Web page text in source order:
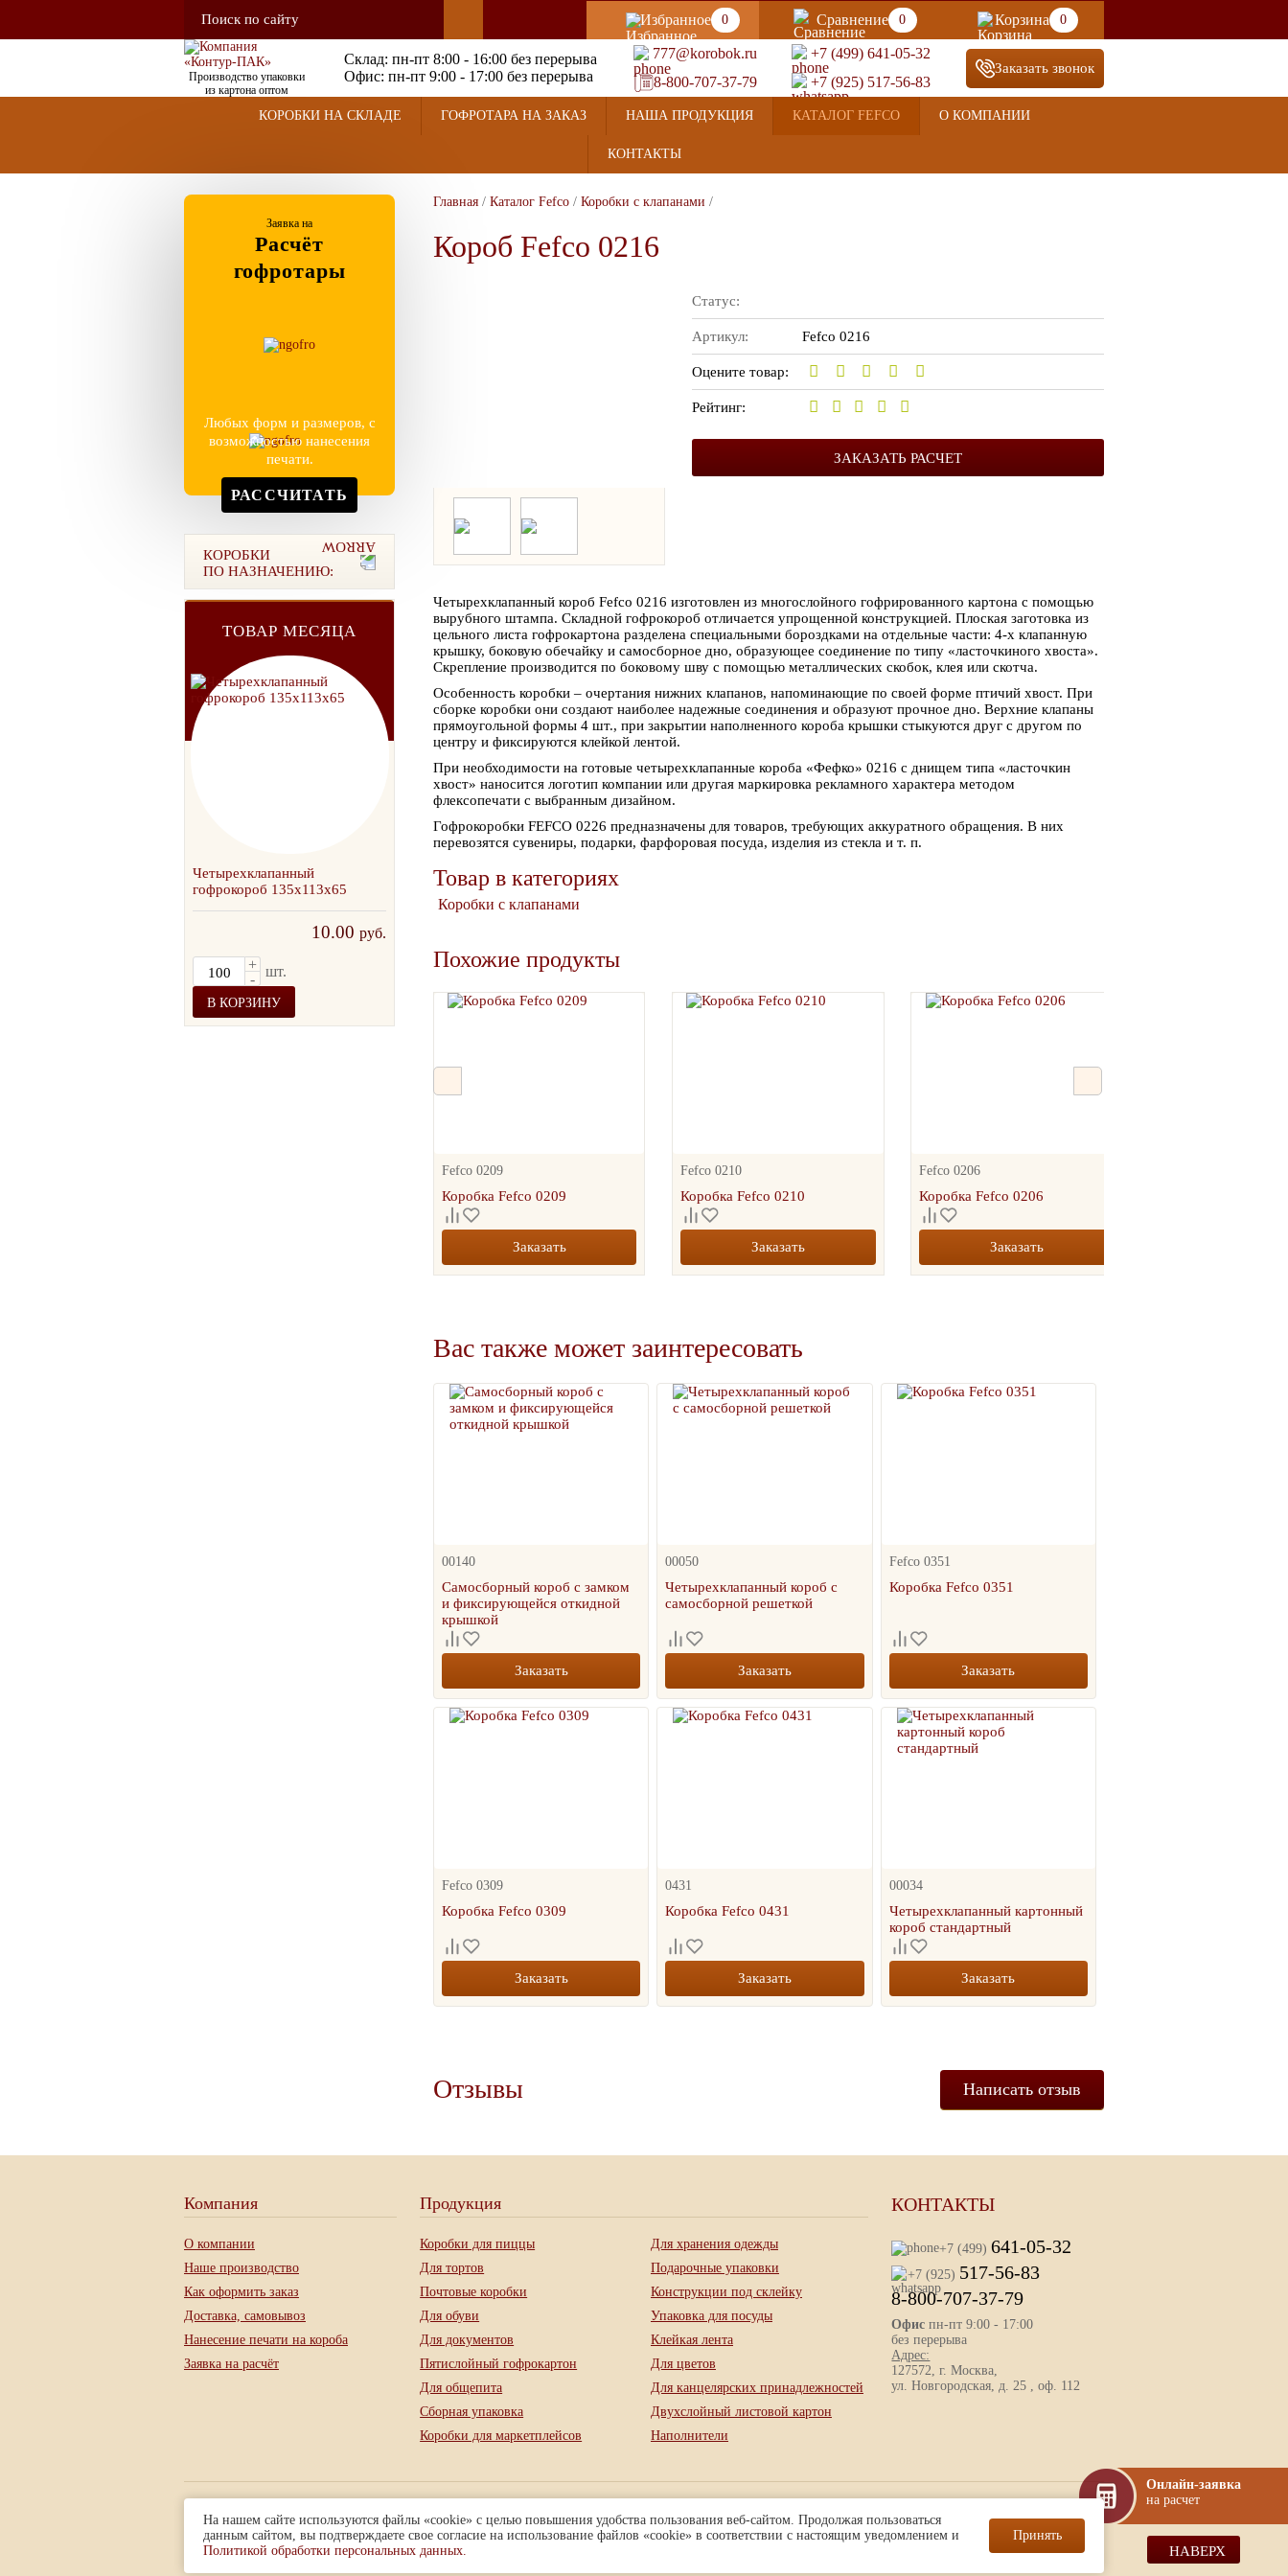
Избранное 0 Сравнение 0 Корзина 0
Производство упаковки
из картона оптом
Склад: пн-пт 8:00 - 16:00 без перерыва
Офис: пн-пт 9:00 - 17:00 без перерыва
777@korobok.ru
+7 (499) 641-05-32
8-800-707-37-79
+7 (925) 517-56-83
Заказать звонок
КОРОБКИ НА СКЛАДЕ ГОФРОТАРА НА ЗАКАЗ НАША ПРОДУКЦИЯ КАТАЛОГ FEFCO О КОМПАНИИ
КОНТАКТЫ
Заявка на
Расчёт
гофротары
Любых форм и размеров, с
возможностью нанесения
печати.
РАССЧИТАТЬ
КОРОБКИ
ПО НАЗНАЧЕНИЮ:
ТОВАР МЕСЯЦА
Четырехклапанный
гофрокороб 135х113х65
10.00 руб.
+
-
шт.
В КОРЗИНУ
ТОВАР МЕСЯЦА
Трехслойный гофрокороб
400х300х400
+ шт.
В КОРЗИНУ
ТОВАР МЕСЯЦА
Четырехклапанный
гофрокороб 400*400*300 с
-
ТОВАР МЕСЯЦА
Главная / Каталог Fefco / Коробки с клапанами /
Короб Fefco 0216
Статус:
Артикул: Fefco 0216
Оцените товар:
Рейтинг:
ЗАКАЗАТЬ РАСЧЕТ
Четырехклапанный короб Fefco 0216 изготовлен из многослойного гофрированного картона с помощью
вырубного штампа. Складной гофрокороб отличается упрощенной конструкцией. Плоская заготовка из
цельного листа гофрокартона разделена специальными бороздками на отдельные части: 4-х клапанную
крышку, боковую обечайку и самосборное дно, образующее соединение по типу «ласточкиного хвоста».
Скрепление производится по боковому шву с помощью металлических скобок, клея или скотча.
Особенность коробки – очертания нижних клапанов, напоминающие по своей форме птичий хвост. При
сборке коробки они создают наиболее надежные соединения и образуют прочное дно. Верхние клапаны
прямоугольной формы 4 шт., при закрытии наполненного короба крышки стыкуются друг с другом по
центру и фиксируются клейкой лентой.
При необходимости на готовые четырехклапанные короба «Фефко» 0216 с днищем типа «ласточкин
хвост» наносится логотип компании или другая маркировка рекламного характера методом
флексопечати с выбранным дизайном.
Гофрокоробки FEFCO 0226 предназначены для товаров, требующих аккуратного обращения. В них
перевозятся сувениры, подарки, фарфоровая посуда, изделия из стекла и т. п.
Товар в категориях
Коробки с клапанами
Похожие продукты
Fefco 0209
Коробка Fefco 0209
Заказать
Fefco 0210
Коробка Fefco 0210
Заказать
Fefco 0206
Коробка Fefco 0206
Заказать
Вас также может заинтересовать
00140
Самосборный короб с замком
и фиксирующейся откидной
крышкой
Заказать
00050
Четырехклапанный короб с
самосборной решеткой
Заказать
Fefco 0351
Коробка Fefco 0351
Заказать
Fefco 0309
Коробка Fefco 0309
Заказать
0431
Коробка Fefco 0431
Заказать
00034
Четырехклапанный картонный
короб стандартный
Заказать
Отзывы Написать отзыв
Онлайн-заявка
на расчет
Компания
О компании
Наше производство
Как оформить заказ
Доставка, самовывоз
Нанесение печати на короба
Заявка на расчёт
Продукция
Коробки для пиццы
Для тортов
Почтовые коробки
Для обуви
Для документов
Пятислойный гофрокартон
Для общепита
Сборная упаковка
Коробки для маркетплейсов
Для хранения одежды
Подарочные упаковки
Конструкции под склейку
Упаковка для посуды
Клейкая лента
Для цветов
Для канцелярских принадлежностей
Двухслойный листовой картон
Наполнители
КОНТАКТЫ
+7 (499)641-05-32
+7 (925) 517-56-83
8-800-707-37-79
Офис пн-пт 9:00 - 17:00
без перерыва
Адрес:
127572, г. Москва,
ул. Новгородская, д. 25 , оф. 112
© 1996 — 2026ООО «Контур-ПАК» Разработка и продвижение НАВЕРХ
На нашем сайте используются файлы «cookie» с целью повышения удобства пользования веб-сайтом. Продолжая пользоваться
данным сайтом, вы подтверждаете свое согласие на использование файлов «cookie» в соответствии с настоящим уведомлением и
Политикой обработки персональных данных.
Принять